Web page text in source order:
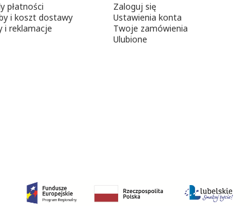
płatności
i koszt dostawy
i reklamacje
Zaloguj się
Ustawienia konta
Twoje zamówienia
Ulubione